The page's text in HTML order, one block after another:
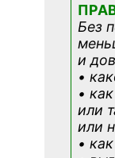
Без
и
•
•
или
или
•